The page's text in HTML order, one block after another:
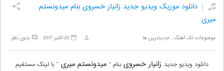
دانلود موزیک ویدیو جدید زانیار خسروی بنام میدونستم
میری
موضوعات:تک آهنگ ,جدیدترین ها بدون نظر 23 اکتبر 2017
دانلود ویدیو جدید زانیار خسرویبنام “ میدونستم میری ” با لینک مستقیم